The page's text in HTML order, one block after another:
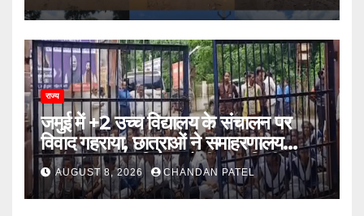
राज्य
जमुई में +2 उच्च विद्यालय के संचालन पर
विवाद गहराया, छात्राओं ने समाहरणालय
पहुंचकर जताया विरोध; बोलीं- 14 किमी दूर
नहीं जाएंगे स्कूल
AUGUST 8, 2026 CHANDAN PATEL